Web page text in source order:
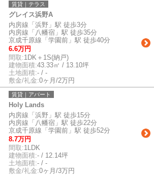
賃貸｜テラス
グレイス浜野A
内房線「浜野」駅 徒歩3分
内房線「八幡宿」駅 徒歩35分
京成千原線「学園前」駅 徒歩40分
6.6万円
間取:1DK＋1S(納戸)
建物面積:43.33㎡ / 13.10坪
土地面積:- / -
敷金/礼金:0ヶ月/2万円
賃貸｜アパート
Holy Lands
内房線「浜野」駅 徒歩15分
内房線「八幡宿」駅 徒歩22分
京成千原線「学園前」駅 徒歩52分
8.7万円
間取:1LDK
建物面積:- / 12.14坪
土地面積:- / -
敷金/礼金:0ヶ月/3万円